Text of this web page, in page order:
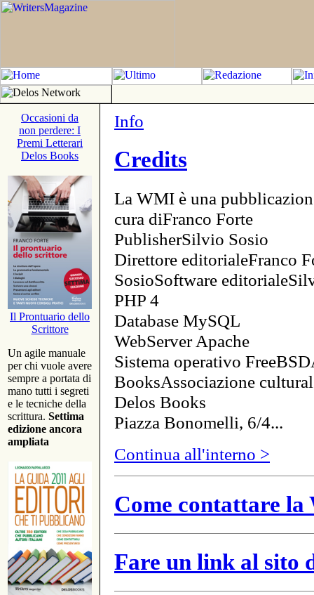
Occasioni da
non perdere: I
Premi Letterari
Delos Books
Il Prontuario dello
Scrittore
Un agile manuale
per chi vuole avere
sempre a portata di
mano tutti i segreti
e le tecniche della
scrittura. Settima
edizione ancora
ampliata
Info
Credits
La WMI è una
cura diFranco Forte
PublisherSilvio Sosio
Direttore editorialeFranco
SosioSoftware
PHP 4
Database MySQL
WebServer Apache
Sistema operativo
BooksAssociazione
Delos Books
Piazza Bonomelli, 6/4...
Continua all'interno >
Come contattare
Fare un link al sito